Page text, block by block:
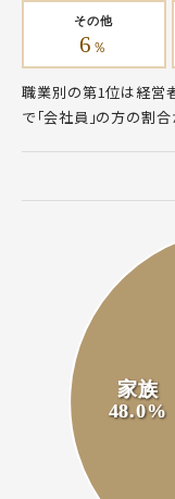
その他
6 ％
職業別の第1位は経営
で「会社員」の方の割合
家族
48.0%